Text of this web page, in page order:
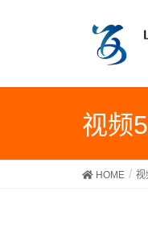
视频5
HOME 视